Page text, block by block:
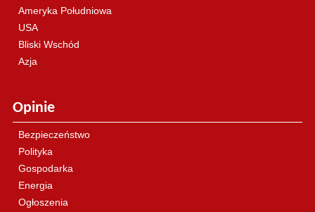
Ameryka Południowa
USA
Bliski Wschód
Azja
Opinie
Bezpieczeństwo
Polityka
Gospodarka
Energia
Ogłoszenia